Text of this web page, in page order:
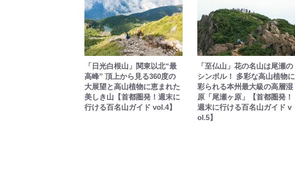
「日光白根山」関東以北“最
高峰” 頂上から見る360度の
大展望と高山植物に恵まれた
美しき山【首都圏発！週末に
行ける百名山ガイド vol.4】
「至仏山」花の名山は尾瀬の
シンボル！ 多彩な高山植物に
彩られる本州最大級の高層湿
原「尾瀬ヶ原」【首都圏発！
週末に行ける百名山ガイド v
ol.5】